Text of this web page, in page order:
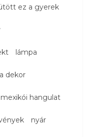
ez a gyerek
lámpa
dekor
mexikói hangulat
nyár